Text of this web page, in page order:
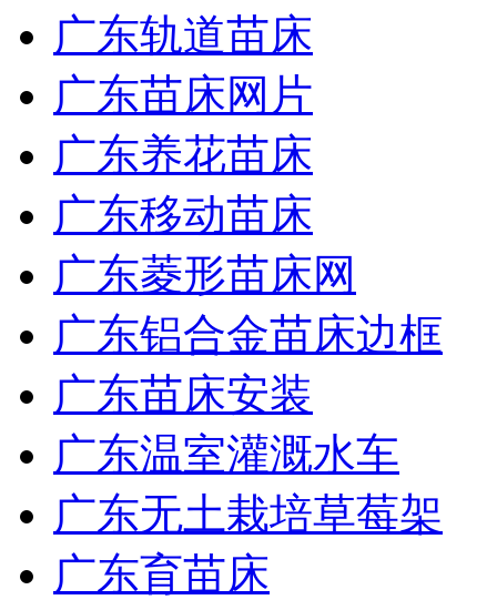
广东轨道苗床
广东苗床网片
广东养花苗床
广东移动苗床
广东菱形苗床网
广东铝合金苗床边框
广东苗床安装
广东温室灌溉水车
广东无土栽培草莓架
广东育苗床